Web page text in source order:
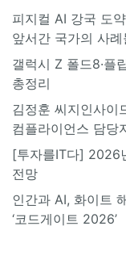
피지컬 AI 강국 도
앞서간 국가의 사
갤럭시 Z 폴드8·플
총정리
김정훈 씨지인사이
컴플라이언스 담당
[투자를IT다] 2026
전망
인간과 AI, 화이트
‘코드게이트 2026’